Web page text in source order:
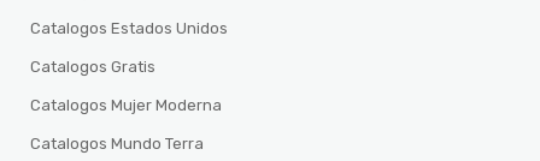
Catalogos Estados Unidos
Catalogos Gratis
Catalogos Mujer Moderna
Catalogos Mundo Terra